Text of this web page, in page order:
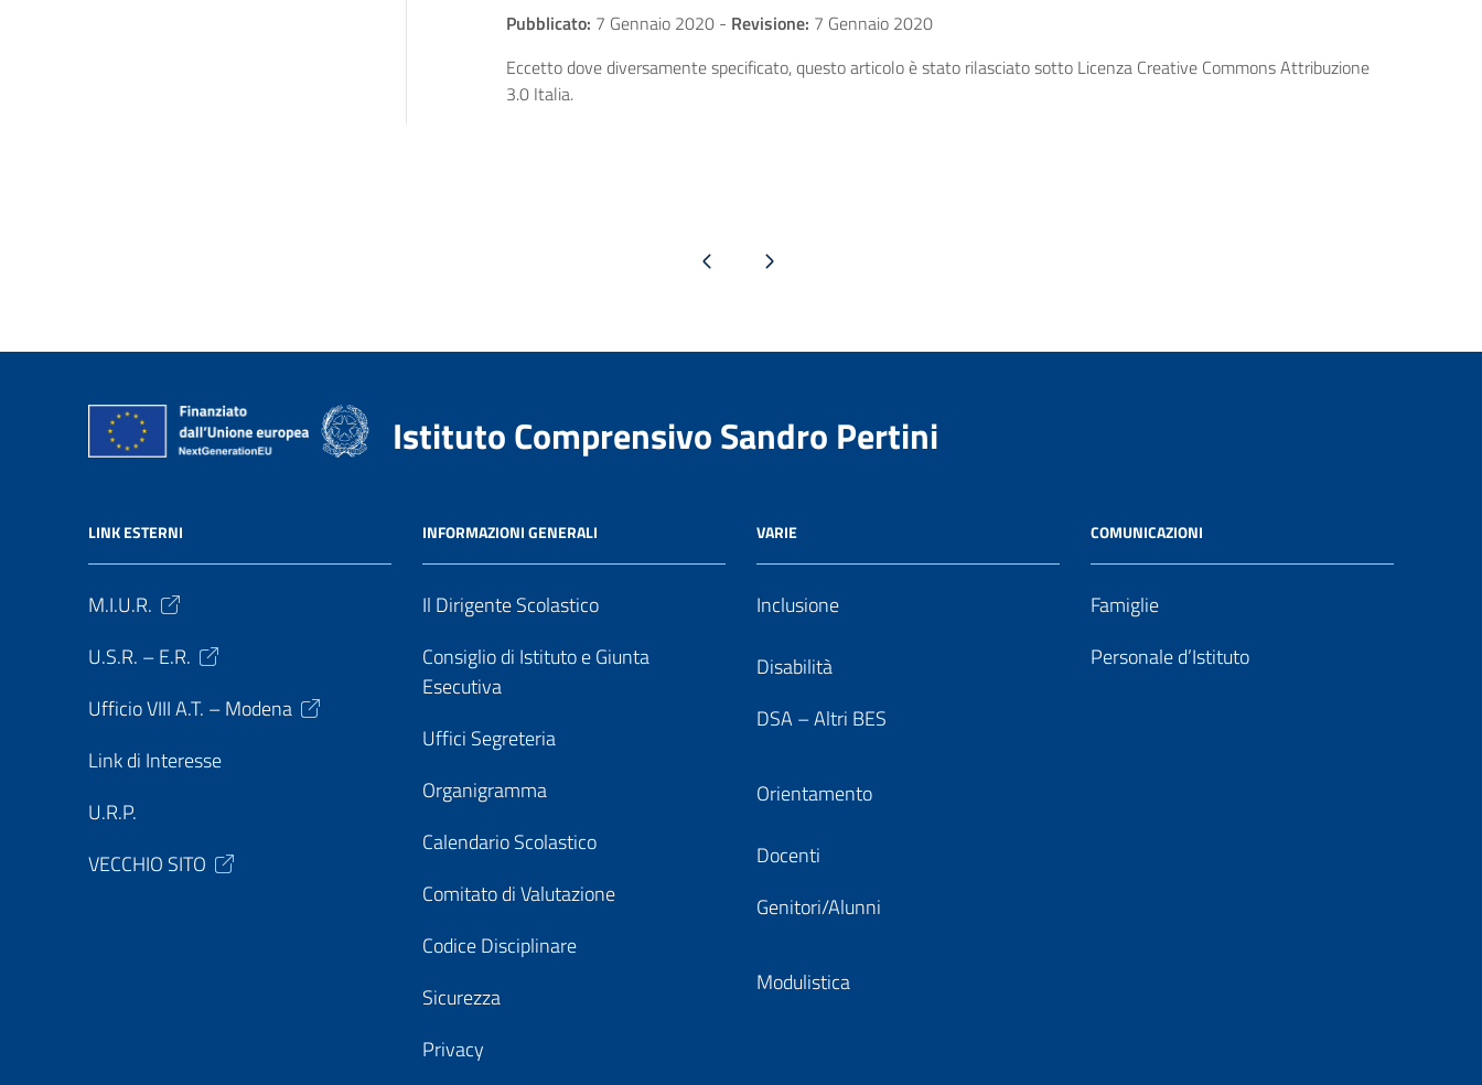
Pubblicato: 7 Gennaio 2020 - Revisione: 7 Gennaio 2020
Eccetto dove diversamente specificato, questo articolo è stato rilasciato sotto Licenza Creative Commons Attribuzione
3.0 Italia.
Pagina precedentePagina successiva
Istituto Comprensivo Sandro Pertini
LINK ESTERNI
M.I.U.R.
U.S.R. – E.R.
Ufficio VIII A.T. – Modena
Link di Interesse
U.R.P.
VECCHIO SITO
INFORMAZIONI GENERALI
Il Dirigente Scolastico
Consiglio di Istituto e Giunta
Esecutiva
Uffici Segreteria
Organigramma
Calendario Scolastico
Comitato di Valutazione
Codice Disciplinare
Sicurezza
Privacy
VARIE
Inclusione
Disabilità
DSA – Altri BES
Orientamento
Docenti
Genitori/Alunni
Modulistica
COMUNICAZIONI
Famiglie
Personale d’Istituto